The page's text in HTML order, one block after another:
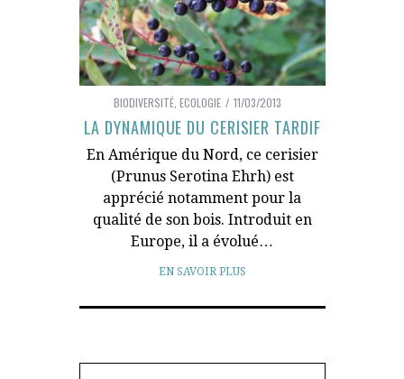
BIODIVERSITÉ ECOLOGIE 11/03/2013
LA DYNAMIQUE DU CERISIER TARDIF
En Amérique du Nord, ce cerisier
(Prunus Serotina Ehrh) est
apprécié notamment pour la
qualité de son bois. Introduit en
Europe, il a évolué…
EN SAVOIR PLUS